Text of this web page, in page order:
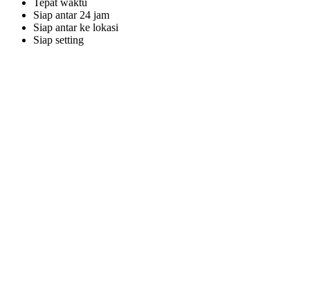
Tepat waktu
Siap antar 24 jam
Siap antar ke lokasi
Siap setting